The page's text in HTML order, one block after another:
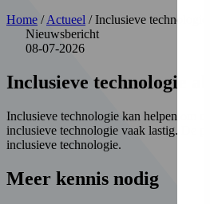
Home /Actueel /Inclusieve
Nieuwsbericht
08-07-2026
Inclusieve technologie
Inclusieve technologie kan helpen om
inclusieve technologie vaak lastig. De
inclusieve technologie.
Meer kennis nodig